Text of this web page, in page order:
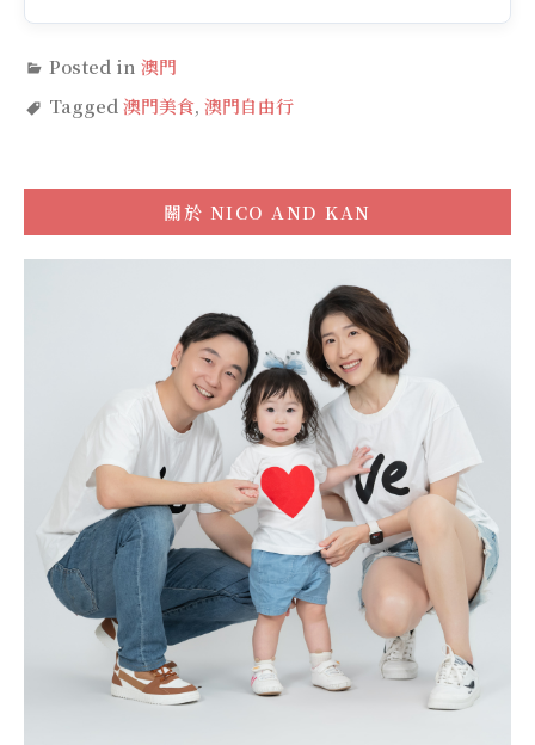
Posted in 澳門
Tagged澳門美食, 澳門自由行
關於 NICO AND KAN